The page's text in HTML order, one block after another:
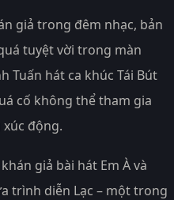
giả trong đêm nhạc, bản
tuyệt vời trong màn
Tuấn hát ca khúc Tái Bút
cố không thể tham gia
động.
giả bài hát Em À và
trình diễn Lạc – một trong